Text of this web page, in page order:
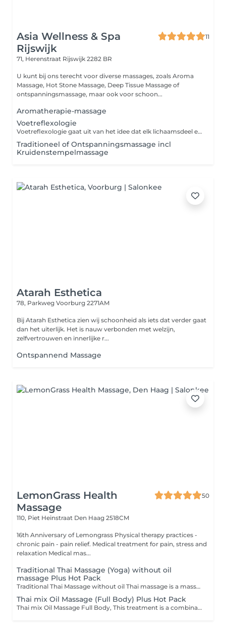
Asia Wellness & Spa
Rijswijk
11
71, Herenstraat Rijswijk 2282 BR
U kunt bij ons terecht voor diverse massages, zoals Aroma
Massage, Hot Stone Massage, Deep Tissue Massage of
ontspanningsmassage, maar ook voor schoon...
Aromatherapie-massage
Voetreflexologie
Voetreflexologie gaat uit van het idee dat elk lichaamsdeel en orgaan in verbinding staat met een specifiek punt op de voeten. Het masseren van bepaalde drukpunten brengt het lichaam weer in balans en zorgt zo voor een algeheel gevoel van welzijn.
Traditioneel of Ontspanningsmassage incl
Kruidenstempelmassage
Atarah Esthetica
78, Parkweg Voorburg 2271AM
Bij Atarah Esthetica zien wij schoonheid als iets dat verder gaat
dan het uiterlijk. Het is nauw verbonden met welzijn,
zelfvertrouwen en innerlijke r...
Ontspannend Massage
LemonGrass Health
Massage
50
110, Piet Heinstraat Den Haag 2518CM
16th Anniversary of Lemongrass Physical therapy practices -
chronic pain - pain relief. Medical treatment for pain, stress and
relaxation Medical mas...
Traditional Thai Massage (Yoga) without oil
massage Plus Hot Pack
Traditional Thai Massage without oil Thai massage is a massage using hands, feet or elbows to press, squeeze, massage, bend, twist and pull various parts of the body, but does not use oil. It is a massage to relax muscles and does not focus on treatment.
Thai mix Oil Massage (Full Body) Plus Hot Pack
Thai mix Oil Massage Full Body, This treatment is a combination of a traditional Thai massage with a Oil massage.